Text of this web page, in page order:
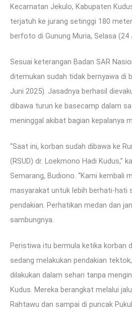
Kecamatan Jekulo, Kabupaten
terjatuh ke jurang setinggi 180
berfoto di Gunung Muria, Selasa (24
Sesuai keterangan Badan SAR
ditemukan sudah tidak bernyawa di
Juni 2025). Jasadnya berhasil
dibawa turun ke basecamp dalam
meninggal akibat bagian kepalanya
“Saat ini, korban sudah dibawa ke
(RSUD) dr. Loekmono Hadi Kudus,”
Semarang, Budiono. “Kami kembali
masyarakat untuk lebih berhati-hati
pendakian. Perhatikan medan dan
sambungnya.
Peristiwa itu bermula ketika korban
sedang melakukan pendakian
dilakukan dalam sehari tanpa
Kudus. Mereka berangkat melalui
Rahtawu dan sampai di puncak